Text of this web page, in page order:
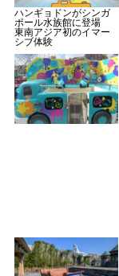
ハンギョドンがシンガ
ポール水族館に登場
東南アジア初のイマー
シブ体験